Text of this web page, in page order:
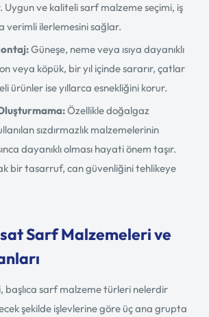
Uygun ve kaliteli sarf malzeme seçimi, iş
verimli ilerlemesini sağlar.
Güneşe, neme veya ısıya dayanıklı
veya köpük, bir yıl içinde sararır, çatlar
ürünler ise yıllarca esnekliğini korur.
Özellikle doğalgaz
sızdırmazlık malzemelerinin
dayanıklı olması hayati önem taşır.
bir tasarruf, can güvenliğini tehlikeye
Sarf Malzemeleri ve
başlıca sarf malzeme türleri nelerdir
şekilde işlevlerine göre üç ana grupta